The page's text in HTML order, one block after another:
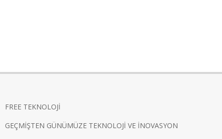
FREE TEKNOLOJİ
GEÇMİŞTEN GÜNÜMÜZE TEKNOLOJİ VE İNOVASYON